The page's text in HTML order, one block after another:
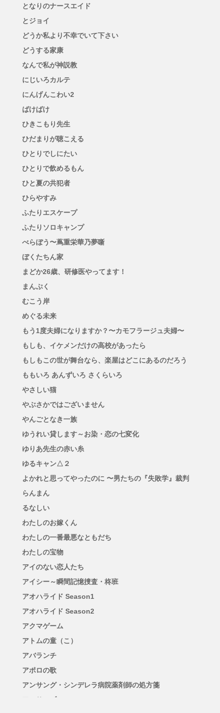
となりのナースエイド
とジョイ
どうか私より不幸でいて下さい
どうする家康
なんで私が神説教
にじいろカルテ
にんげんこわい2
ばけばけ
ひきこもり先生
ひだまりが聴こえる
ひとりでしにたい
ひとりで飲めるもん
ひと夏の共犯者
ひらやすみ
ふたりエスケープ
ふたりソロキャンプ
べらぼう〜蔦重栄華乃夢噺
ぼくたちん家
まどか26歳、研修医やってます！
まんぷく
むこう岸
めぐる未来
もう1度夫婦になりますか？〜カモフラージュ夫婦〜
もしも、イケメンだけの高校があったら
もしもこの世が舞台なら、楽屋はどこにあるのだろう
ももいろ あんずいろ さくらいろ
やさしい猫
やぶさかではございません
やんごとなき一族
ゆうれい貸します～お染・恋の七変化
ゆりあ先生の赤い糸
ゆるキャン△２
よかれと思ってやったのに 〜男たちの『失敗学』裁判
らんまん
るなしい
わたしのお嫁くん
わたしの一番最悪なともだち
わたしの宝物
アイのない恋人たち
アイシー～瞬間記憶捜査・柊班
アオハライド Season1
アオハライド Season2
アクマゲーム
アトムの童（こ）
アバランチ
アポロの歌
アンサング・シンデレラ病院薬剤師の処方箋
アンサンブル